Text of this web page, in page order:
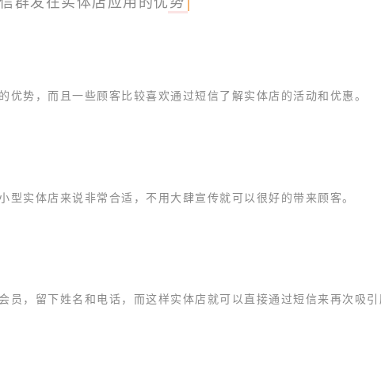
势，而且一些顾客比较喜欢通过短信了解实体店的活动和优惠。
型实体店来说非常合适，不用大肆宣传就可以很好的带来顾客。
员，留下姓名和电话，而这样实体店就可以直接通过短信来再次吸